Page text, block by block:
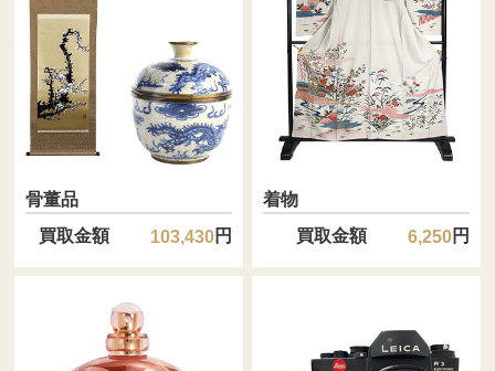
骨董品
買取金額
103,430円
着物
買取金額
6,250円